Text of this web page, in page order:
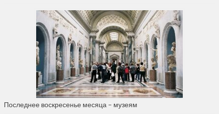
Последнее воскресенье месяца – музеям